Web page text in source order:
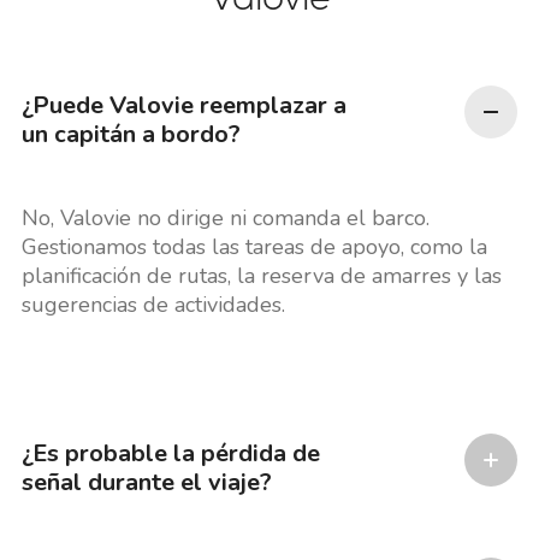
¿Puede Valovie reemplazar a
un capitán a bordo?
No, Valovie no dirige ni comanda el barco.
Gestionamos todas las tareas de apoyo, como la
planificación de rutas, la reserva de amarres y las
sugerencias de actividades.
¿Es probable la pérdida de
señal durante el viaje?